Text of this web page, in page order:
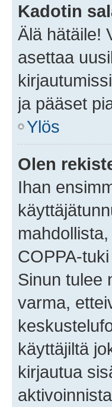
Kadotin
Älä hätäile!
asettaa
ja pääset
Ylös
Olen
Ihan
COPPA-
Sinun tulee
varma,
käyttäjiltä
kirjautua